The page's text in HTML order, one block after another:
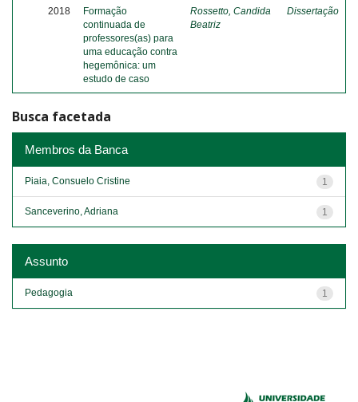
2018
Formação
continuada de
professores(as) para
uma educação contra
hegemônica: um
estudo de caso
Rossetto, Candida
Beatriz
Dissertação
Busca facetada
Membros da Banca
1
Piaia, Consuelo Cristine
1
Sanceverino, Adriana
Assunto
1
Pedagogia